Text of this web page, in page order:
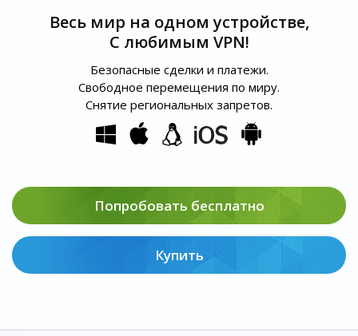
Весь мир на одном устройстве,
С любимым VPN!
Безопасные сделки и платежи.
Свободное перемещения по миру.
Снятие региональных запретов.
Попробовать бесплатно
Купить